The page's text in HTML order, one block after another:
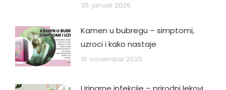
30. januar 2026.
Kamen u bubregu – simptomi,
uzroci i kako nastaje
19. novembar 2025.